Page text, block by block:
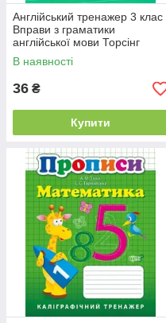
Англійський тренажер 3 клас
Вправи з граматики
англійської мови Торсінг
В наявності
36 ₴
Купити